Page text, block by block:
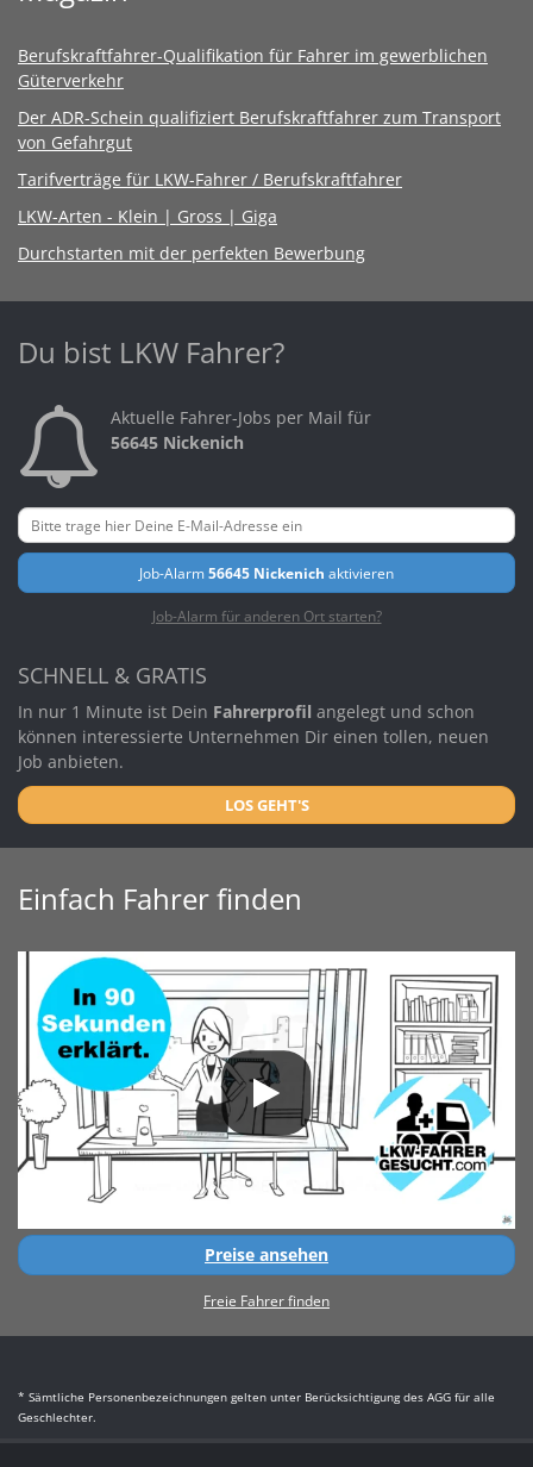
Berufskraftfahrer-Qualifikation für Fahrer im gewerblichen
Güterverkehr
Der ADR-Schein qualifiziert Berufskraftfahrer zum Transport
von Gefahrgut
Tarifverträge für LKW-Fahrer / Berufskraftfahrer
LKW-Arten - Klein | Gross | Giga
Durchstarten mit der perfekten Bewerbung
Du bist LKW Fahrer?
Aktuelle Fahrer-Jobs per Mail für
56645 Nickenich
Job-Alarm56645 Nickenich aktivieren
Job-Alarm für anderen Ort starten?
SCHNELL & GRATIS
In nur 1 Minute ist Dein Fahrerprofil angelegt und schon
können interessierte Unternehmen Dir einen tollen, neuen
Job anbieten.
LOS GEHT'S
Einfach Fahrer finden
Preise ansehen
Freie Fahrer finden
* Sämtliche Personenbezeichnungen gelten unter Berücksichtigung des AGG für alle
Geschlechter.